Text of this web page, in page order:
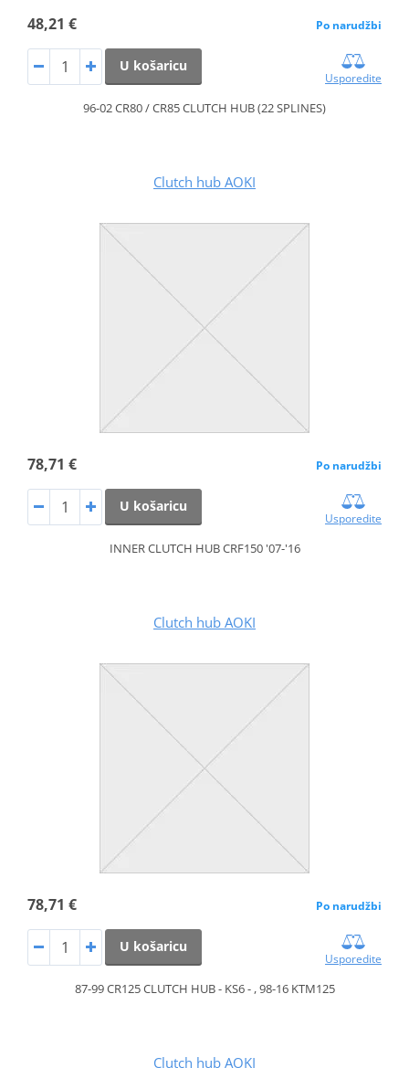
48,21 € Po narudžbi
U košaricu
Usporedite
96-02 CR80 / CR85 CLUTCH HUB (22 SPLINES)
Clutch hub AOKI
78,71 € Po narudžbi
U košaricu
Usporedite
INNER CLUTCH HUB CRF150 '07-'16
Clutch hub AOKI
78,71 € Po narudžbi
U košaricu
Usporedite
87-99 CR125 CLUTCH HUB - KS6 - , 98-16 KTM125
Clutch hub AOKI